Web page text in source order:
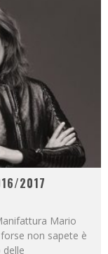
2017
Mario
non sapete è